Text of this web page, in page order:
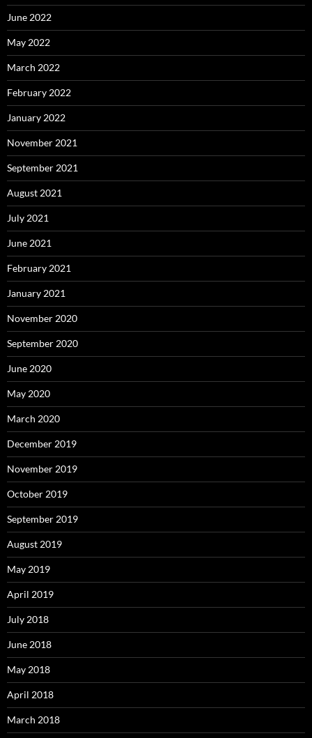
June 2022
May 2022
March 2022
February 2022
January 2022
November 2021
September 2021
August 2021
July 2021
June 2021
February 2021
January 2021
November 2020
September 2020
June 2020
May 2020
March 2020
December 2019
November 2019
October 2019
September 2019
August 2019
May 2019
April 2019
July 2018
June 2018
May 2018
April 2018
March 2018